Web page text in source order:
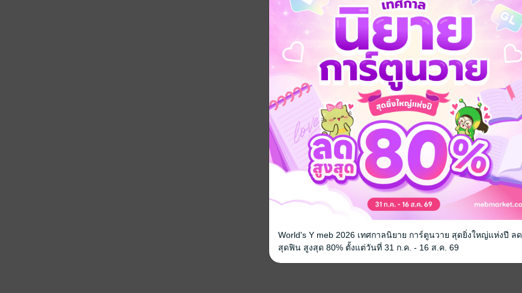
World's Y meb 2026 เทศกาลนิยาย การ์ตูนวาย สุดยิ่งใหญ่แห่งปี ลด
สุดฟิน สูงสุด 80% ตั้งแต่วันที่ 31 ก.ค. - 16 ส.ค. 69